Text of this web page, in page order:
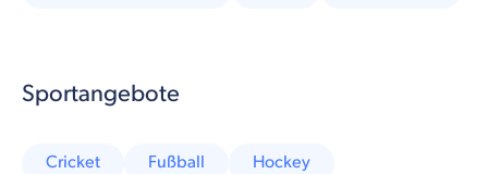
Sportangebote
Cricket Fußball
Hockey